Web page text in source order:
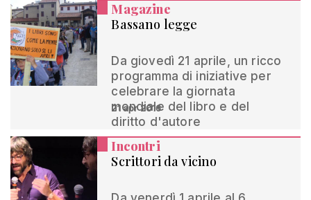
Magazine
Bassano legge
Da giovedì 21 aprile, un ricco
programma di iniziative per
celebrare la giornata
mondiale del libro e del
diritto d'autore
21 apr 2016
Incontri
Scrittori da vicino